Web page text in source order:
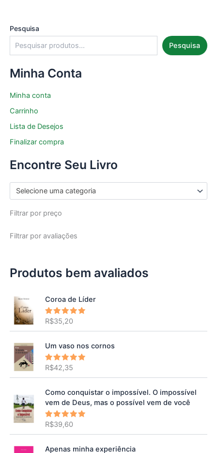
Pesquisa
Pesquisa
Minha Conta
Minha conta
Carrinho
Lista de Desejos
Finalizar compra
Encontre Seu Livro
Selecione uma categoria
Filtrar por preço
Filtrar por avaliações
Produtos bem avaliados
Coroa de Líder
Avaliação
de 5
R$35,20
Um vaso nos cornos
Avaliação
de 5
R$42,35
Como conquistar o impossível. O impossível
vem de Deus, mas o possível vem de você
Avaliação
de 5
R$39,60
Apenas minha experiência